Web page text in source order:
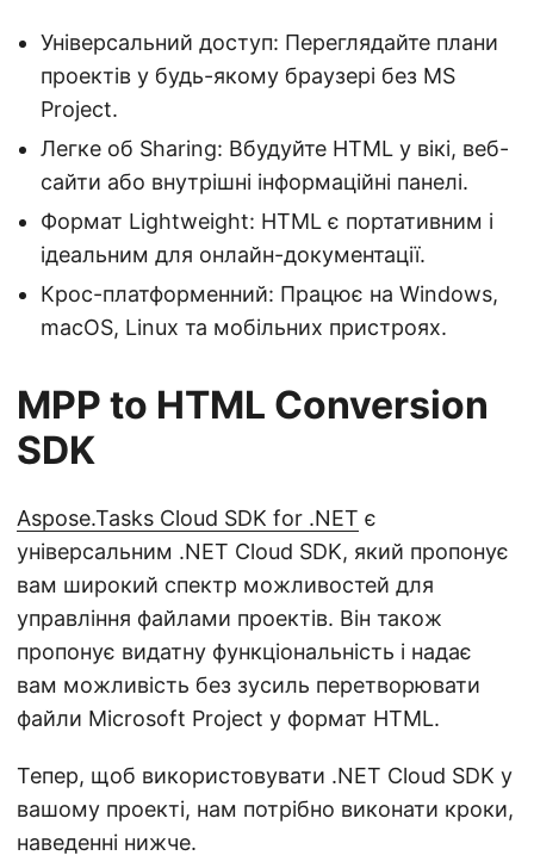
Універсальний доступ: Переглядайте плани
проектів у будь-якому браузері без MS
Project.
Легке об Sharing: Вбудуйте HTML у вікі, веб-
сайти або внутрішні інформаційні панелі.
Формат Lightweight: HTML є портативним і
ідеальним для онлайн-документації.
Крос-платформенний: Працює на Windows,
macOS, Linux та мобільних пристроях.
MPP to HTML Conversion
SDK
Aspose.Tasks Cloud SDK for .NET є
універсальним .NET Cloud SDK, який пропонує
вам широкий спектр можливостей для
управління файлами проектів. Він також
пропонує видатну функціональність і надає
вам можливість без зусиль перетворювати
файли Microsoft Project у формат HTML.
Тепер, щоб використовувати .NET Cloud SDK у
вашому проекті, нам потрібно виконати кроки,
наведенні нижче.